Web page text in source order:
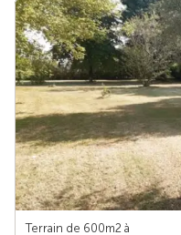
Terrain de 600m2 à